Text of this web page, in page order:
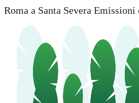
Roma a Santa Severa